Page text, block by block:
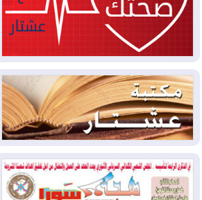
2026-08-05
حرائق فرنسا.. توقيف 402
شخص بينهم 156 قاصرا منذ بداية موسم
2026-08-04سومو: إنتاج النفط في إقليم
كوردستان انخفض إلى أقل من 10%
2026-08-04ملفات حقبة الكاظمي تعود إلى
الواجهة.. أنباء عن مراجعات قضائية
وتحقيقات أوسع في قضايا فساد
2026-08-04
بيترو يشكو تزوير الانتخابات
الرئاسية ويحذر من "حرب أهلية" في